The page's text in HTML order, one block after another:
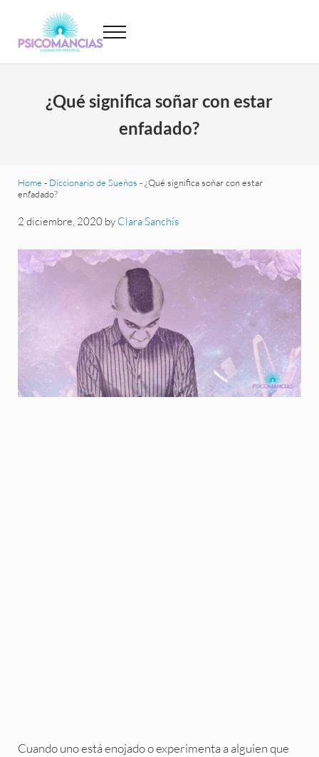
Psicomancias
Menu
¿Qué significa soñar con estar
enfadado?
Home - Diccionario de Sueños -¿Qué significa soñar con estar
enfadado?
2 diciembre, 2020 by Clara Sanchís
Cuando uno está enojado o experimenta a alguien que